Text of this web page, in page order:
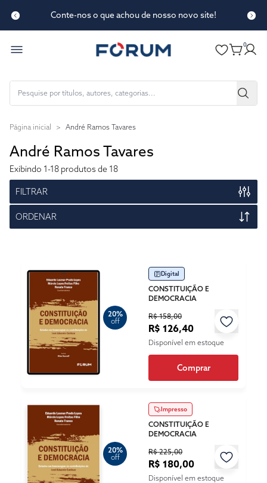
Conte-nos o que achou de nosso novo site!
0
Página inicial > André Ramos Tavares
André Ramos Tavares
Exibindo 1-18 produtos de 18
FILTRAR
ORDENAR
20%
off
Digital
CONSTITUIÇÃO E
DEMOCRACIA
R$ 158,00
R$ 126,40
Disponível em estoque
Comprar
20%
off
Impresso
CONSTITUIÇÃO E
DEMOCRACIA
R$ 225,00
R$ 180,00
Disponível em estoque